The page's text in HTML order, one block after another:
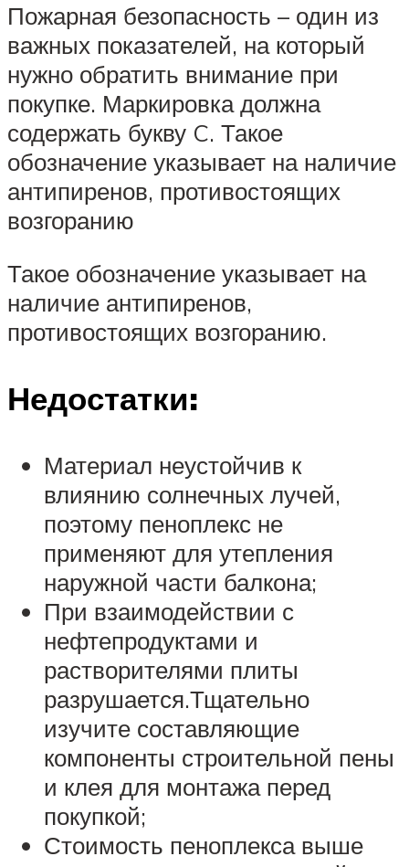
Пожарная безопасность – один из
важных показателей, на который
нужно обратить внимание при
покупке. Маркировка должна
содержать букву C. Такое
обозначение указывает на наличие
антипиренов, противостоящих
возгоранию
Такое обозначение указывает на
наличие антипиренов,
противостоящих возгоранию.
Недостатки:
Материал неустойчив к
влиянию солнечных лучей,
поэтому пеноплекс не
применяют для утепления
наружной части балкона;
При взаимодействии с
нефтепродуктами и
растворителями плиты
разрушается.Тщательно
изучите составляющие
компоненты строительной пены
и клея для монтажа перед
покупкой;
Стоимость пеноплекса выше